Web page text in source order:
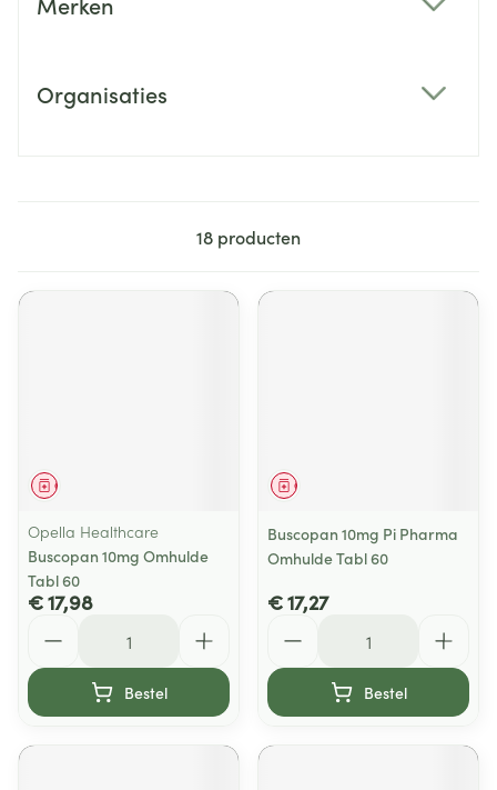
Organisaties
18 producten
Geneesmiddel
Opella Healthcare
Buscopan 10mg Omhulde
Tabl 60
€ 17,98
Bestel
Geneesmiddel
Buscopan 10mg Pi Pharma
Omhulde Tabl 60
€ 17,27
Bestel